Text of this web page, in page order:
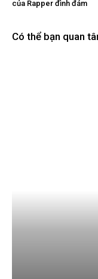
của Rapper đình đám
Có thể bạn quan